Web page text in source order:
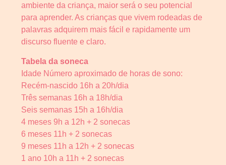
ambiente da criança, maior será o seu potencial
para aprender. As crianças que vivem rodeadas de
palavras adquirem mais fácil e rapidamente um
discurso fluente e claro.
Tabela da soneca
Idade Número aproximado de horas de sono:
Recém-nascido 16h a 20h/dia
Três semanas 16h a 18h/dia
Seis semanas 15h a 16h/dia
4 meses 9h a 12h + 2 sonecas
6 meses 11h + 2 sonecas
9 meses 11h a 12h + 2 sonecas
1 ano 10h a 11h + 2 sonecas